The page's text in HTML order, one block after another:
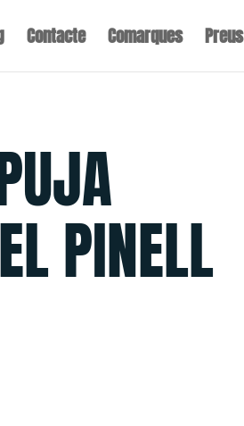
Contacte Comarques Preus
PINELL